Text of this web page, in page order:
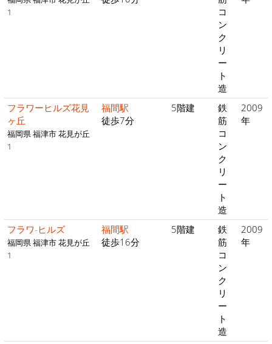
1
コ
ン
ク
リ
ー
ト
造
フラワーヒルズ花見
ヶ丘
福岡県 福津市 花見が丘
1
福間駅
徒歩7分
5階建
鉄
筋
コ
ン
ク
リ
ー
ト
造
2009
年
フラワ-ヒルズ
福岡県 福津市 花見が丘
1
福間駅
徒歩16分
5階建
鉄
筋
コ
ン
ク
リ
ー
ト
造
2009
年